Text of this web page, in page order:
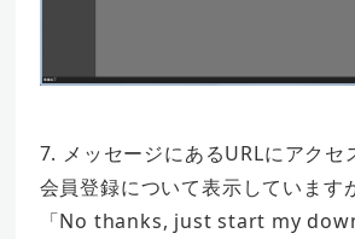
7. メッセージにあるURLにアクセ
会員登録について表示しています
「No thanks, just start my